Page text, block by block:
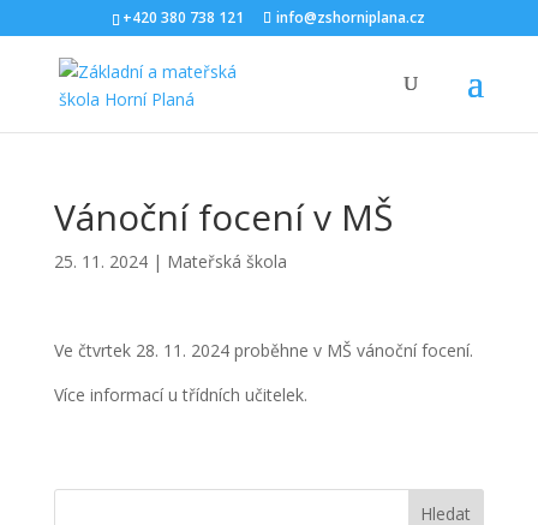
+420 380 738 121 info@zshorniplana.cz
Vánoční focení v MŠ
25. 11. 2024| Mateřská škola
Ve čtvrtek 28. 11. 2024 proběhne v MŠ vánoční focení.
Více informací u třídních učitelek.